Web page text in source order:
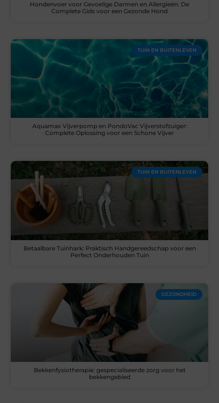
Hondenvoer voor Gevoelige Darmen en Allergieën: De
Complete Gids voor een Gezonde Hond
TUIN EN BUITENLEVEN
Aquamax Vijverpomp en PondoVac Vijverstofzuiger:
Complete Oplossing voor een Schone Vijver
TUIN EN BUITENLEVEN
Betaalbare Tuinhark: Praktisch Handgereedschap voor een
Perfect Onderhouden Tuin
GEZONDHEID
Bekkenfysiotherapie: gespecialiseerde zorg voor het
bekkengebied